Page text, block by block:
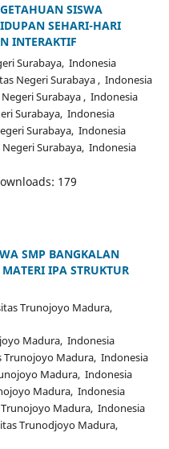
SISWA
SEHARI-HARI
INTERAKTIF
Surabaya, Indonesia
Negeri Surabaya , Indonesia
Surabaya , Indonesia
Surabaya, Indonesia
Surabaya, Indonesia
Surabaya, Indonesia
179
SMP BANGKALAN
IPA STRUKTUR
Trunojoyo Madura,
Madura, Indonesia
Trunojoyo Madura, Indonesia
Madura, Indonesia
Madura, Indonesia
Madura, Indonesia
Trunodjoyo Madura,